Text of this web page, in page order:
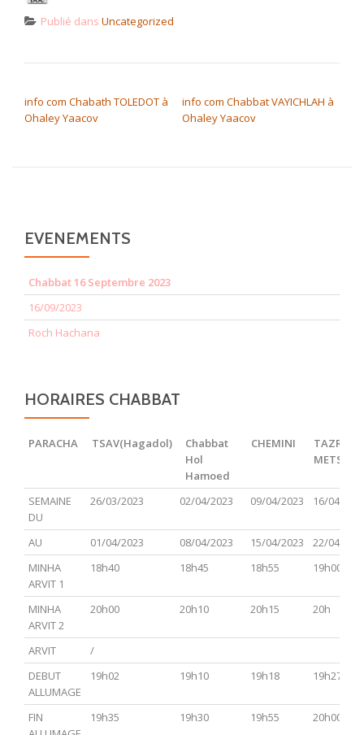
Publié dans Uncategorized
info com Chabath TOLEDOT à
Ohaley Yaacov
info com Chabbat VAYICHLAH à
Ohaley Yaacov
EVENEMENTS
Chabbat 16 Septembre 2023
16/09/2023
Roch Hachana
HORAIRES CHABBAT
PARACHA TSAV(Hagadol)
Chabbat
Hol
Hamoed
CHEMINI
TAZRIA
PARACHA TSAV(Hagadol)
Chabbat
Hamoed
CHEMINI
TAZRIA
SEMAINE
DU
26/03/2023 02/04/2023 09/04/2023 16/04/
AU 01/04/2023 08/04/2023 15/04/2023
22/04/
MINHA
ARVIT 1
18h40 18h45 18h55 19h00
MINHA
ARVIT 2
20h00 20h10 20h15 20h
ARVIT
/
DEBUT
ALLUMAGE
19h02 19h10 19h18 19h27
FIN
19h35 19h30 19h55 20h00